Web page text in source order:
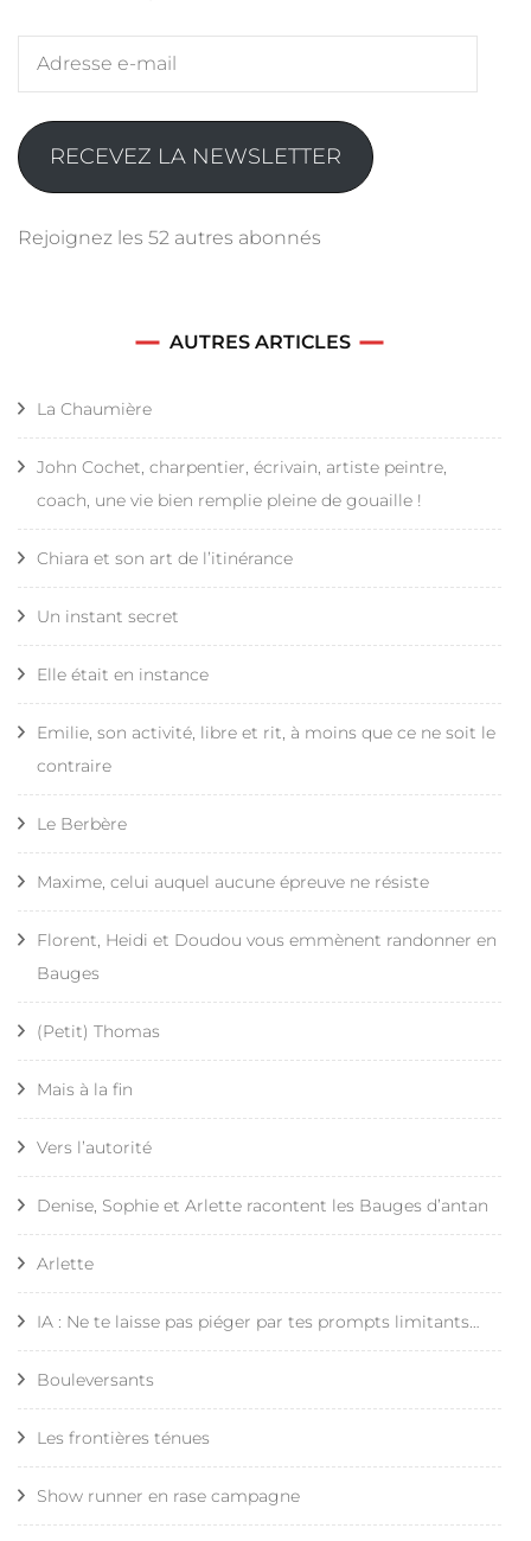
Adresse
mail
RECEVEZ LA NEWSLETTER
Rejoignez les 52 autres abonnés
AUTRES ARTICLES
La Chaumière
John Cochet, charpentier, écrivain, artiste peintre,
coach, une vie bien remplie pleine de gouaille !
Chiara et son art de l’itinérance
Un instant secret
Elle était en instance
Emilie, son activité, libre et rit, à moins que ce ne soit le
contraire
Le Berbère
Maxime, celui auquel aucune épreuve ne résiste
Florent, Heidi et Doudou vous emmènent randonner en
Bauges
(Petit) Thomas
Mais à la fin
Vers l’autorité
Denise, Sophie et Arlette racontent les Bauges d’antan
Arlette
IA : Ne te laisse pas piéger par tes prompts limitants…
Bouleversants
Les frontières ténues
Show runner en rase campagne